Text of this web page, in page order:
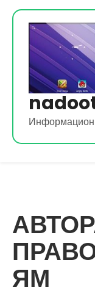
Перейти
содержимому
ЯМ